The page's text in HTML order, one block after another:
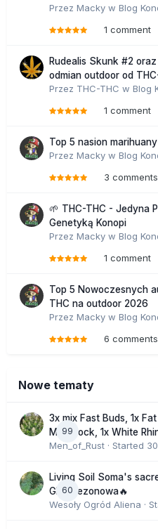
Przez Macky w Blog
1 comment
Rudealis Skunk #2
odmian outdoor od
Przez THC-THC w Blog
1 comment
Top 5 nasion
Przez Macky w Blog
3 comments
🌱 THC-THC - Jedyna
Genetyką Konopi
Przez Macky w Blog
1 comment
Top 5 Nowoczesnych
THC na outdoor 2026
Przez Macky w Blog
6 comments
Nowe tematy
99
3x mix Fast Buds, 1x
Moonrock, 1x White
Men_of_Rust · Started
60
Living Soil Soma's
GHS sezonowa🔥
Wesoły Ogród Aliena ·